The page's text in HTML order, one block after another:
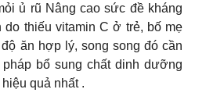
ủ rũ Nâng cao sức đề kháng
do thiếu vitamin C ở trẻ, bố mẹ
ăn hợp lý, song song đó cần
bổ sung chất dinh dưỡng
quả nhất .